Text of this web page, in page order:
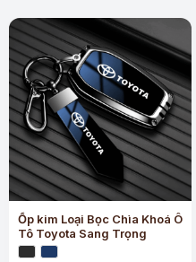
Ốp kim Loại Bọc Chìa Khoá Ô
Tô Toyota Sang Trọng